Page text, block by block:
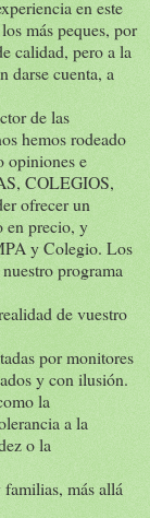
en este
más peques, por
calidad, pero a la
darse cuenta, a
de las
hemos rodeado
opiniones e
COLEGIOS,
ofrecer un
en precio, y
y Colegio. Los
programa
de vuestro
por monitores
y con ilusión.
la
a la
o la
más allá